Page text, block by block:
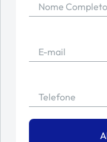
Nome Completo
E-mail
Telefone